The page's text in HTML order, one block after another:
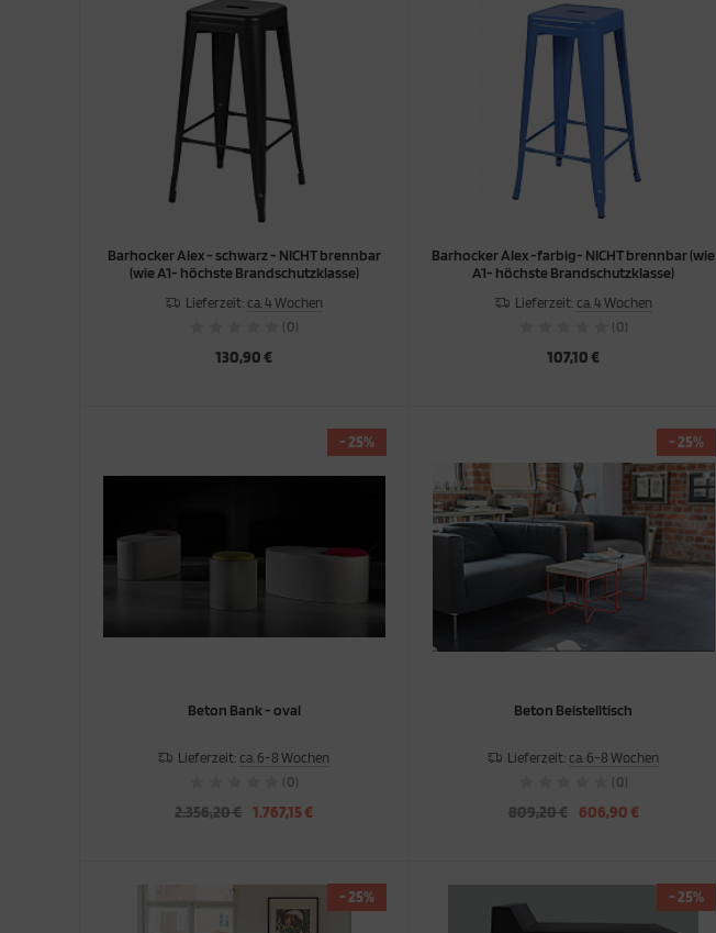
Barhocker Alex - schwarz - NICHT brennbar
(wie A1- höchste Brandschutzklasse)
Lieferzeit: ca. 4 Wochen
(0)
130,90 €
Barhocker Alex -farbig- NICHT brennbar (wie
A1- höchste Brandschutzklasse)
Lieferzeit: ca. 4 Wochen
(0)
107,10 €
Beton Bank - oval
Lieferzeit: ca. 6-8 Wochen
(0)
2.356,20 € 1.767,15 €
- 25%
Beton Beistelltisch
Lieferzeit: ca. 6-8 Wochen
(0)
809,20 € 606,90 €
- 25%
- 25% - 25%
/ -REGALE